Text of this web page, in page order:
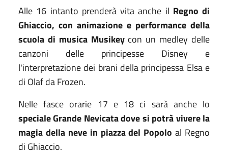
Alle 16 intanto prenderà vita anche il Regno di
Ghiaccio, con animazione e performance della
scuola di musica Musikey con un medley delle
canzoni delle principesse Disney e
l'interpretazione dei brani della principessa Elsa e
di Olaf da Frozen.
Nelle fasce orarie 17 e 18 ci sarà anche lo
speciale Grande Nevicata dove si potrà vivere la
magia della neve in piazza del Popolo al Regno
di Ghiaccio.